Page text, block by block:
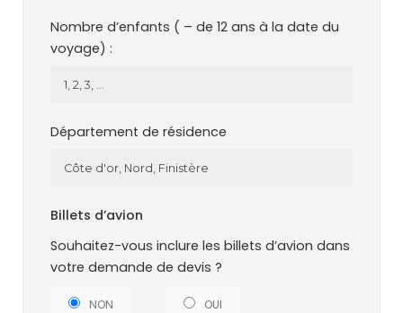
Nombre d’enfants ( – de 12 ans à la date du
voyage) :
Département de résidence
Billets d’avion
Souhaitez-vous inclure les billets d’avion dans
votre demande de devis ?
NON OUI